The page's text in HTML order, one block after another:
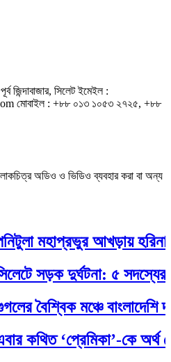
জিন্দাবাজার, সিলেট ইমেইল :
মোবাইল : +৮৮ ০১৩ ১০৫৩ ২৭২৫, +৮৮
অডিও ও ভিডিও ব্যবহার করা বা অন্য
মহাপ্রভুর আখড়ায়
সড়ক দুর্ঘটনা: ৫ সদস্যের
বৈশ্বিক মঞ্চে বাংলাদেশি
কথিত ‘প্রেমিকা’-কে অর্থ